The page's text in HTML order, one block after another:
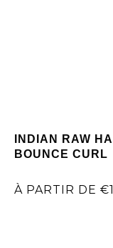
INDIAN RAW
BOUNCE CURL
À PARTIR DE €